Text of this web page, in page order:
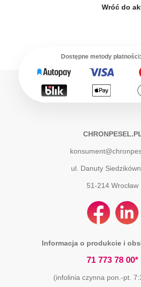
Wróć do
Dostępne metody płatności:
ul. Danuty
51-214 Wrocław
Informacja o produkcie i
71 773 78 00*
(infolinia czynna pon.-pt.